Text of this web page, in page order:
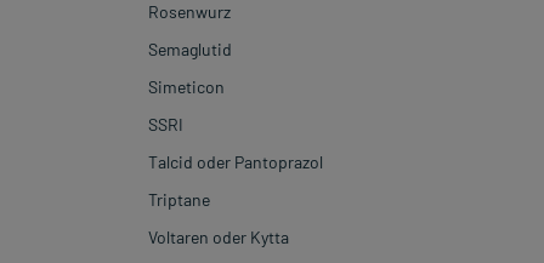
Rosenwurz
Semaglutid
Simeticon
SSRI
Talcid oder Pantoprazol
Triptane
Voltaren oder Kytta